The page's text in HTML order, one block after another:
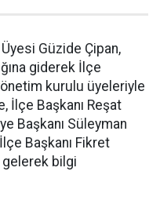
Güzide Çipan,
giderek İlçe
kurulu üyeleriyle
İlçe Başkanı Reşat
Başkanı Süleyman
Başkanı Fikret
gelerek bilgi